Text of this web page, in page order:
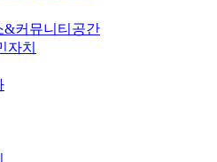
&커뮤니티공간
자치